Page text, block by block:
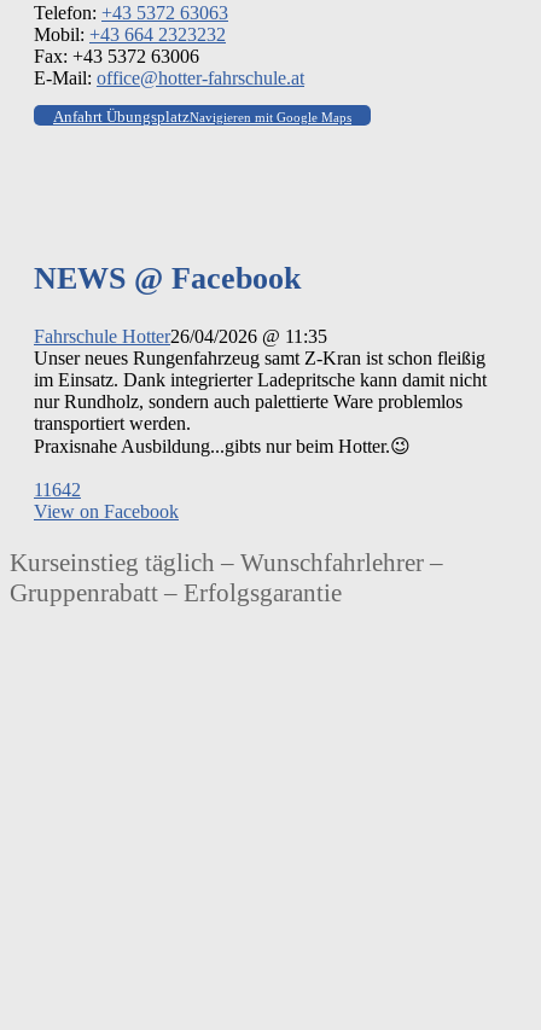
Telefon: +43 5372 63063
Mobil: +43 664 2323232
Fax: +43 5372 63006
E-Mail: office@hotter-fahrschule.at
Anfahrt ÜbungsplatzNavigieren mit Google Maps
NEWS @ Facebook
Fahrschule Hotter26/04/2026 @ 11:35
Unser neues Rungenfahrzeug samt Z-Kran ist schon fleißig
im Einsatz. Dank integrierter Ladepritsche kann damit nicht
nur Rundholz, sondern auch palettierte Ware problemlos
transportiert werden.
Praxisnahe Ausbildung...gibts nur beim Hotter.😉
11642
View on Facebook
Kurseinstieg täglich – Wunschfahrlehrer –
Gruppenrabatt – Erfolgsgarantie